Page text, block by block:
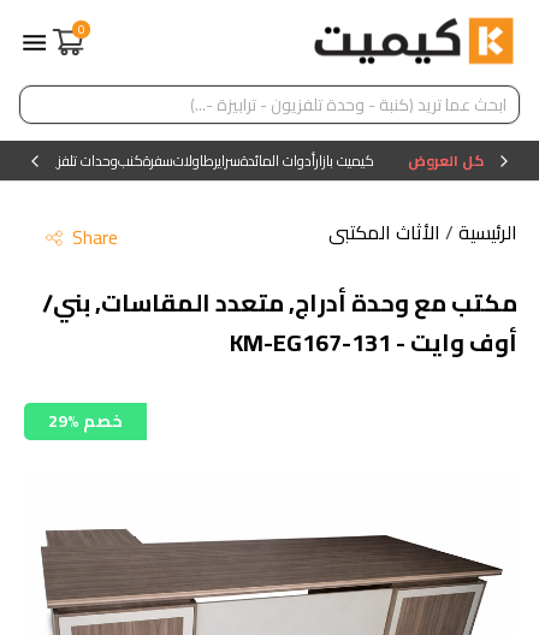
0
كل العروض كيميت بازارأدوات المائدةسرايرطاولاتسفرةكنبوحدات تلفزيون
الرئيسية/ الأثاث المكتبى Share
مكتب مع وحدة أدراج, متعدد المقاسات, بني/
أوف وايت - KM-EG167-131
29% خصم